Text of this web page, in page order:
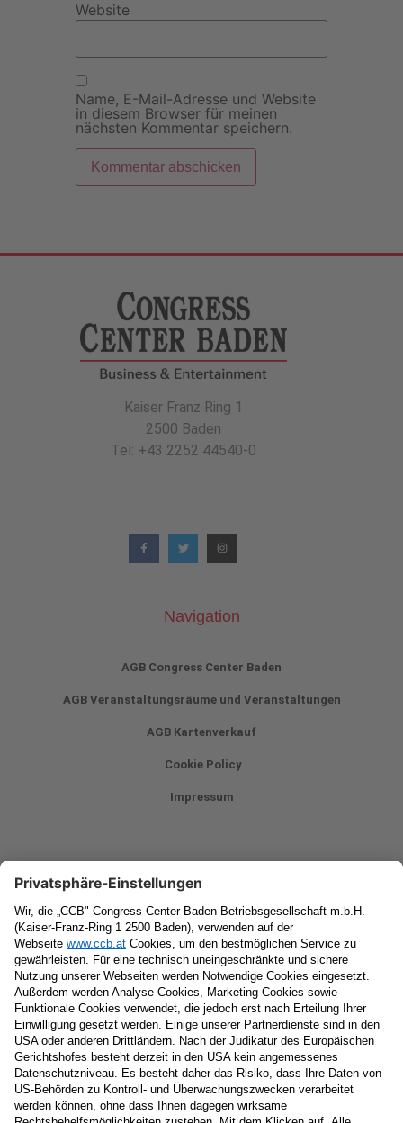
Website
Name, E-Mail-Adresse und Website
in diesem Browser für meinen
nächsten Kommentar speichern.
Kaiser Franz Ring 1
2500 Baden
Tel: +43 2252 44540-0
Navigation
AGB Congress Center Baden
AGB Veranstaltungsräume und Veranstaltungen
AGB Kartenverkauf
Cookie Policy
Impressum
Newsletter
Vorname
Nachname
E-Mail
Datenschutzerklärung